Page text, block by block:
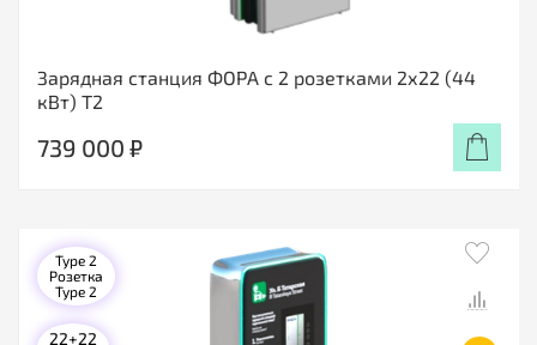
Зарядная станция ФОРА с 2 розетками 2х22 (44
кВт) Т2
739 000 ₽
Type 2
Розетка
Type 2
22+22